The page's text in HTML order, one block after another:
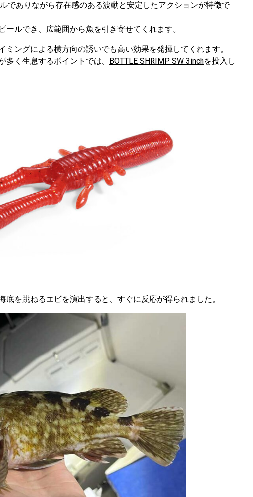
でありながら存在感のある波動と安定したアクションが特徴で
ルでき、広範囲から魚を引き寄せてくれます。
ングによる横方向の誘いでも高い効果を発揮してくれます。
多く生息するポイントでは、 BOTTLE SHRIMP SW 3inchを投入し
を跳ねるエビを演出すると、すぐに反応が得られました。